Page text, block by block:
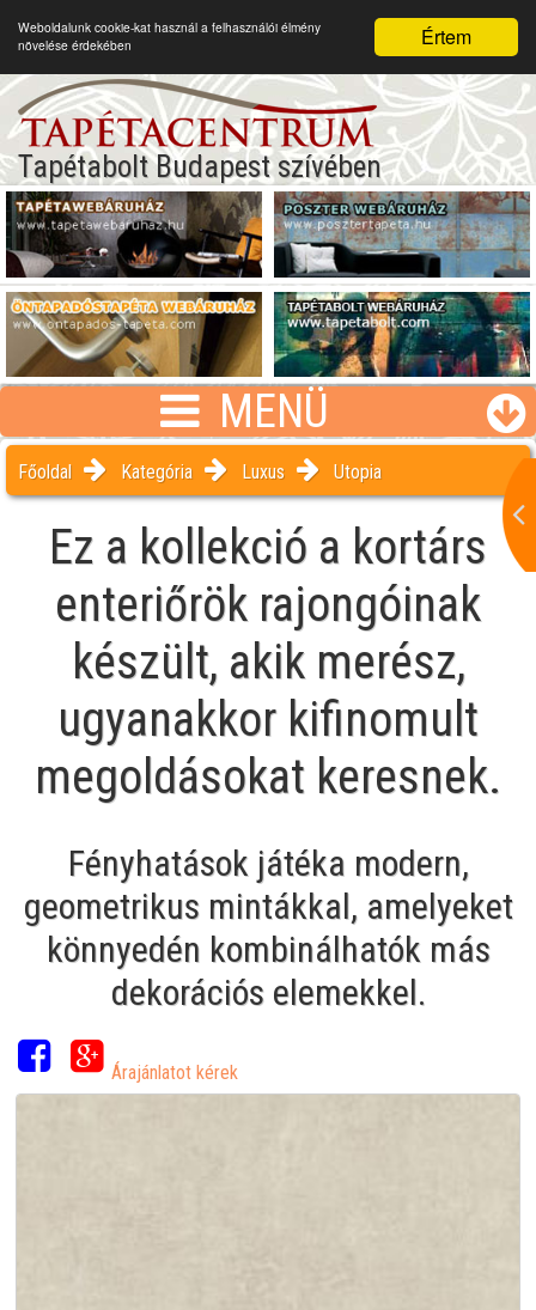
Értem
Weboldalunk cookie-kat használ a felhasználói élmény
növelése érdekében
Tapétabolt Budapest szívében
MENÜ
Főoldal Kategória Luxus Utopia
Ez a kollekció a kortárs
enteriőrök rajongóinak
készült, akik merész,
ugyanakkor kifinomult
megoldásokat keresnek.
Fényhatások játéka modern,
geometrikus mintákkal, amelyeket
könnyedén kombinálhatók más
dekorációs elemekkel.
Árajánlatot kérek